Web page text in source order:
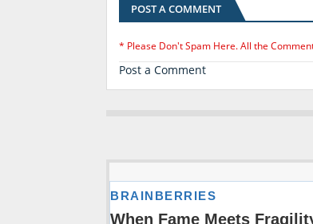
POST A COMMENT
* Please Don't Spam Here. All the
Post a Comment